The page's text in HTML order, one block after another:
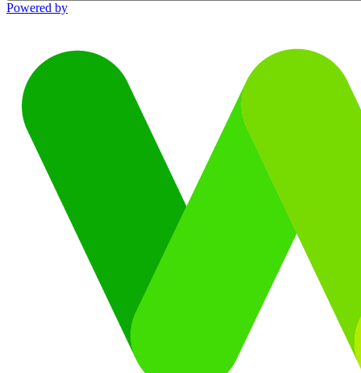
Powered by